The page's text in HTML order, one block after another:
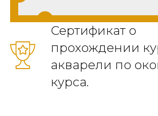
Сертификат о
прохождении
акварели по
курса.